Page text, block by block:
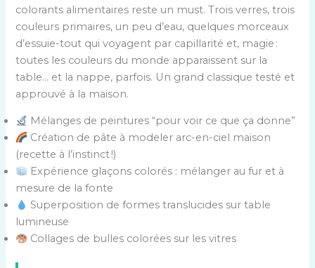
colorants alimentaires reste un must. Trois verres, trois
couleurs primaires, un peu d’eau, quelques morceaux
d’essuie-tout qui voyagent par capillarité et, magie :
toutes les couleurs du monde apparaissent sur la
table… et la nappe, parfois. Un grand classique testé et
approuvé à la maison.
Mélanges de peintures “pour voir ce que ça donne”
Création de pâte à modeler arc-en-ciel maison
(recette à l’instinct !)
Expérience glaçons colorés : mélanger au fur et à
mesure de la fonte
Superposition de formes translucides sur table
lumineuse
Collages de bulles colorées sur les vitres